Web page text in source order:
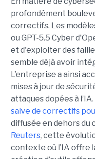
profondément
correctifs. Les
ou GPT-5.5 Cyber
et d'exploiter des
semble déjà avoir
L’entreprise a ainsi
mises à jour de
attaques dopées à
salve de correctifs
diffusée en dehors du
Reuters, cette
contexte où l’IA offre